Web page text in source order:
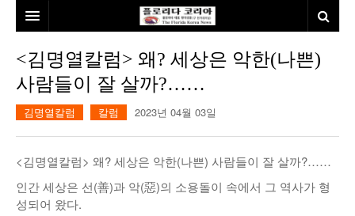
본사소개
뉴스
김명열칼럼
본보특집
<김명열칼럼> 왜? 세상은 악한(나쁜)
사람들이 잘 살까?……
김명열칼럼 칼럼 2023년 04월 03일
<김명열칼럼> 왜? 세상은 악한(나쁜) 사람들이 잘 살까?……
인간 세상은 선(善)과 악(惡)의 소용돌이 속에서 그 역사가 형
성되어 왔다.